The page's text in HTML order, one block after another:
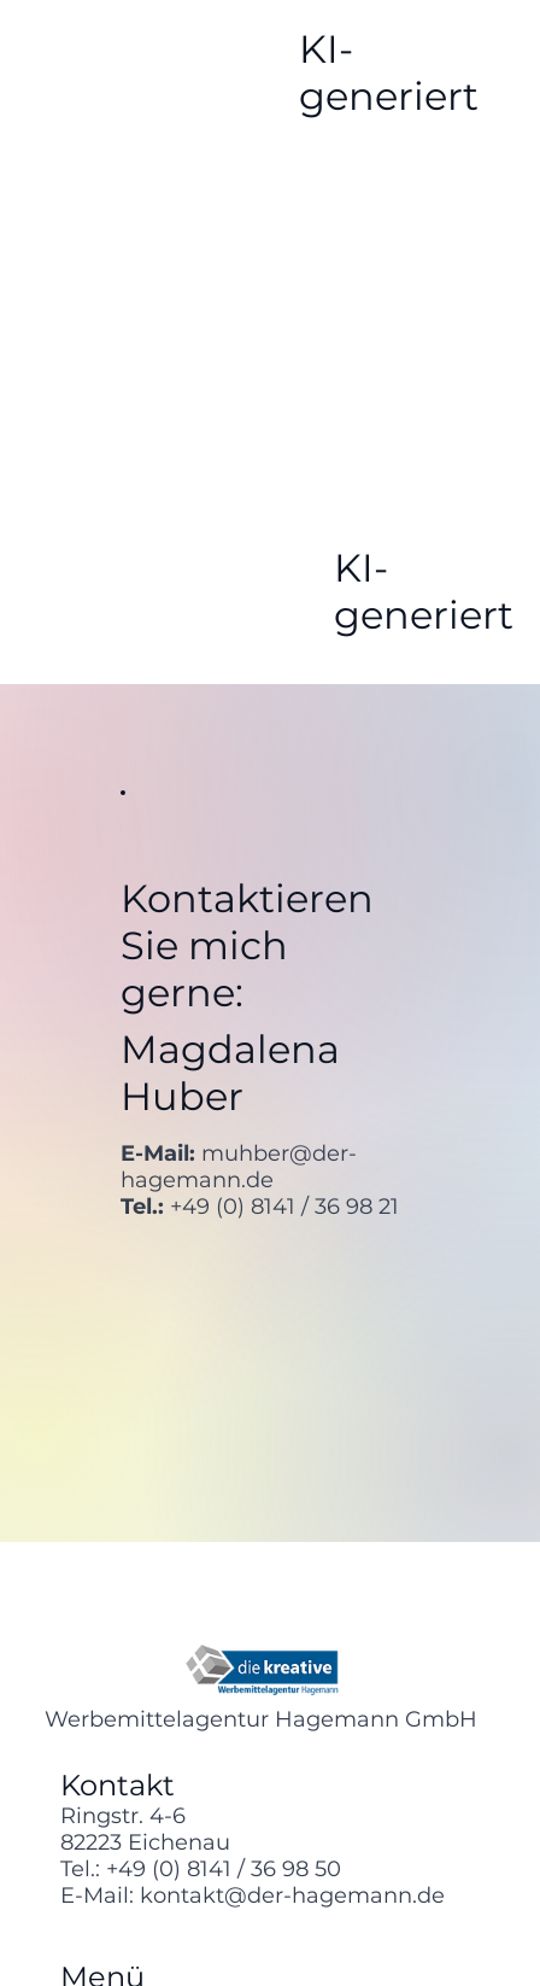
KI-
generiert
Kontaktieren
Sie mich
gerne:
Magdalena
Huber
E-Mail: muhber@der-
hagemann.de
Tel.: +49 (0) 8141 / 36 98 21
KI-
generiert
Werbemittelagentur Hagemann GmbH
Kontakt
Menü
Ringstr. 4-6
82223 Eichenau
Tel.: +49 (0) 8141 / 36 98 50
E-Mail: kontakt@der-hagemann.de